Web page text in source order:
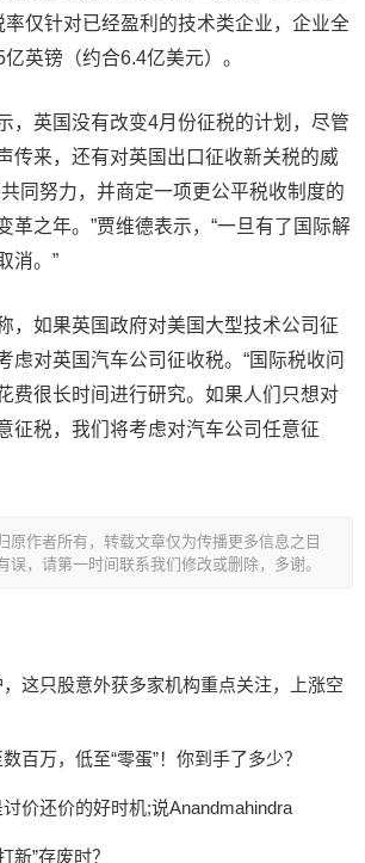
仅针对已经盈利的技术类企业，企业全
英镑（约合6.4亿美元）。
，英国没有改变4月份征税的计划，尽管
传来，还有对英国出口征收新关税的威
同努力，并商定一项更公平税收制度的
革之年。”贾维德表示，“一旦有了国际解
消。”
，如果英国政府对美国大型技术公司征
虑对英国汽车公司征收税。“国际税收问
费很长时间进行研究。如果人们只想对
征税，我们将考虑对汽车公司任意征
原作者所有，转载文章仅为传播更多信息之目
误，请第一时间联系我们修改或删除，多谢。
这只股意外获多家机构重点关注，上涨空
百万，低至“零蛋”！你到手了多少？
价还价的好时机;说Anandmahindra
新”存废时？